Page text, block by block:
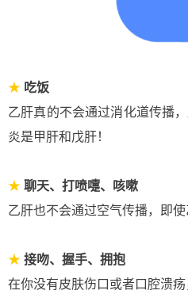
★ 吃饭
乙肝真的不会通过消化道传播
炎是甲肝和戊肝！
★ 聊天、打喷嚏、咳嗽
乙肝也不会通过空气传播，即
★ 接吻、握手、拥抱
在你没有皮肤伤口或者口腔溃